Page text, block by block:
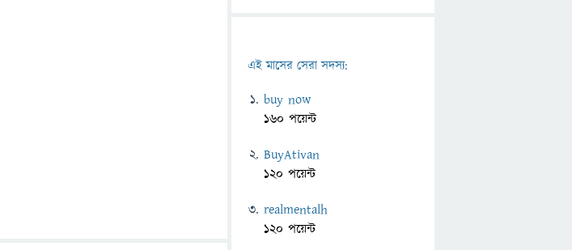
এই মাসের সেরা সদস্য:
buy now
160 পয়েন্ট
BuyAtivan
120 পয়েন্ট
realmentalh
120 পয়েন্ট